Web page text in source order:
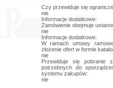
Czy przewiduje się
nie
Informacje dodatkowe:
Zamówienie obejmuje
nie
Informacje dodatkowe:
W ramach umowy
złożenie ofert w formie
nie
Przewiduje się pobranie
potrzebnych do
systemu zakupów:
nie